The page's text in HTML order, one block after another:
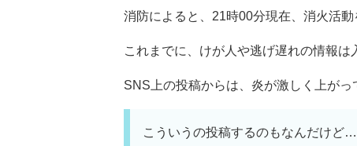
消防によると、21時00分現在、消火活動
これまでに、けが人や逃げ遅れの情報は
SNS上の投稿からは、炎が激しく上が
こういうの投稿するのもなんだけど…